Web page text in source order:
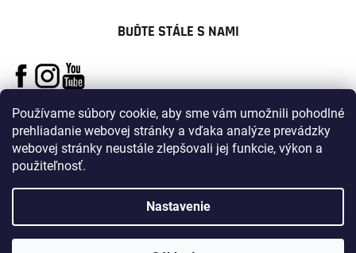
Používame súbory cookie, aby sme vám umožnili pohodlné
prehliadanie webovej stránky a vďaka analýze prevádzky
webovej stránky neustále zlepšovali jej funkcie, výkon a
použiteľnosť.
Nastavenie
BUĎTE STÁLE S NAMI
Vytvoril Shoptet